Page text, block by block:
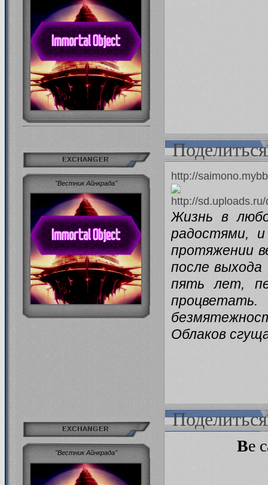
Поделиться
EXCHANGER
"Вестник Айнкрада"
http://
Жизнь в
радостями,
протяжении
после
пять лет,
Облаков
Поделиться
EXCHANGER
"Вестник Айнкрада" Be